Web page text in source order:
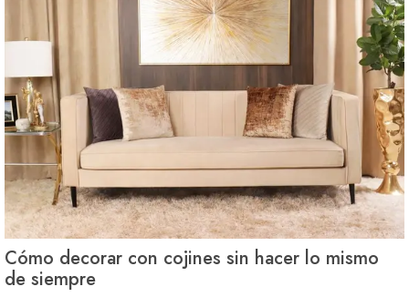
Cómo decorar con cojines sin hacer lo mismo
de siempre